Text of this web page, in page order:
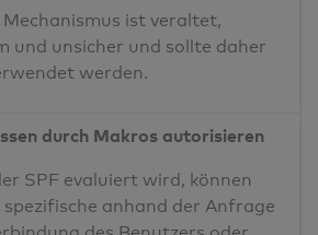
ist veraltet,
und unsicher und sollte daher
werden.
durch Makros autorisieren
SPF evaluiert wird, können
spezifische anhand der Anfrage